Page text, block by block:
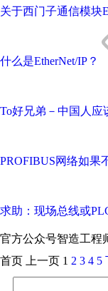
关于西门子通信模块
什么是EtherNet/IP？
To好兄弟－中国人应
PROFIBUS网络如果
求助：现场总线或
官方公众号智造工程
首页 上一页 1 2 3 4 5